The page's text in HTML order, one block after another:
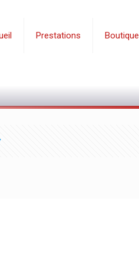
Prestations Boutique